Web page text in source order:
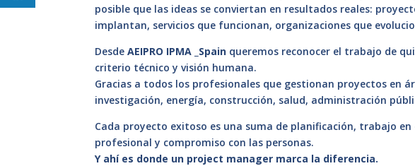
posible que las ideas se conviertan en resultados reales:
implantan, servicios que funcionan, organizaciones que
DesdeAEIPRO IPMA _Spain queremos reconocer el trabajo de
criterio técnico y visión humana.
Gracias a todos los profesionales que gestionan proyectos en
investigación, energía, construcción, salud, administración
Cada proyecto exitoso es una suma de planificación, trabajo
profesional y compromiso con las personas.
Y ahí es donde un project manager marca la diferencia.